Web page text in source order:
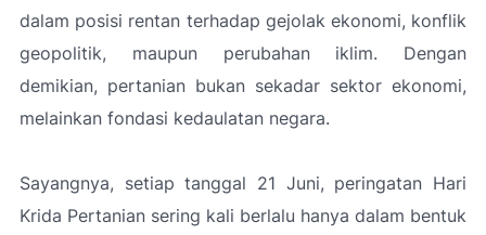
dalam posisi rentan terhadap gejolak ekonomi, konflik
geopolitik, maupun perubahan iklim. Dengan
demikian, pertanian bukan sekadar sektor ekonomi,
melainkan fondasi kedaulatan negara.
Sayangnya, setiap tanggal 21 Juni, peringatan Hari
Krida Pertanian sering kali berlalu hanya dalam bentuk